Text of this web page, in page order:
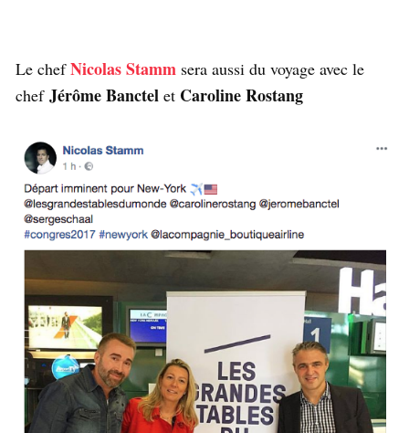
Le chefNicolas Stamm sera aussi du voyage avec le
chef Jérôme Banctel et Caroline Rostang